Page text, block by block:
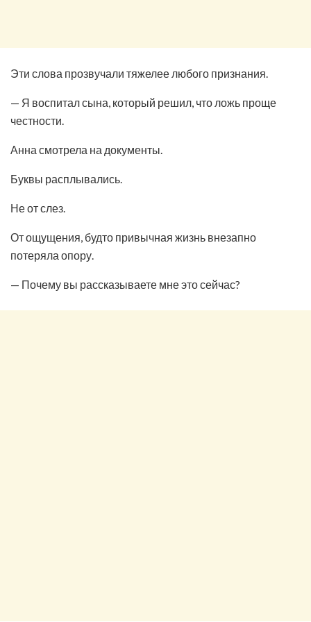
Эти слова прозвучали тяжелее любого признания.
— Я воспитал сына, который решил, что ложь проще
честности.
Анна смотрела на документы.
Буквы расплывались.
Не от слез.
От ощущения, будто привычная жизнь внезапно
потеряла опору.
— Почему вы рассказываете мне это сейчас?